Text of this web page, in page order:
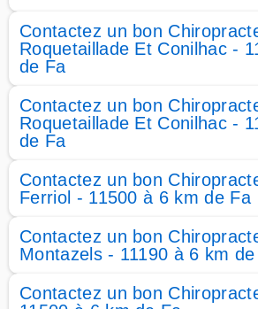
Contactez un bon
Roquetaillade Et Conilhac -
de Fa
Contactez un bon
Roquetaillade Et Conilhac -
de Fa
Contactez un bon
Ferriol - 11500 à 6 km de Fa
Contactez un bon
Montazels - 11190 à 6 km
Contactez un bon